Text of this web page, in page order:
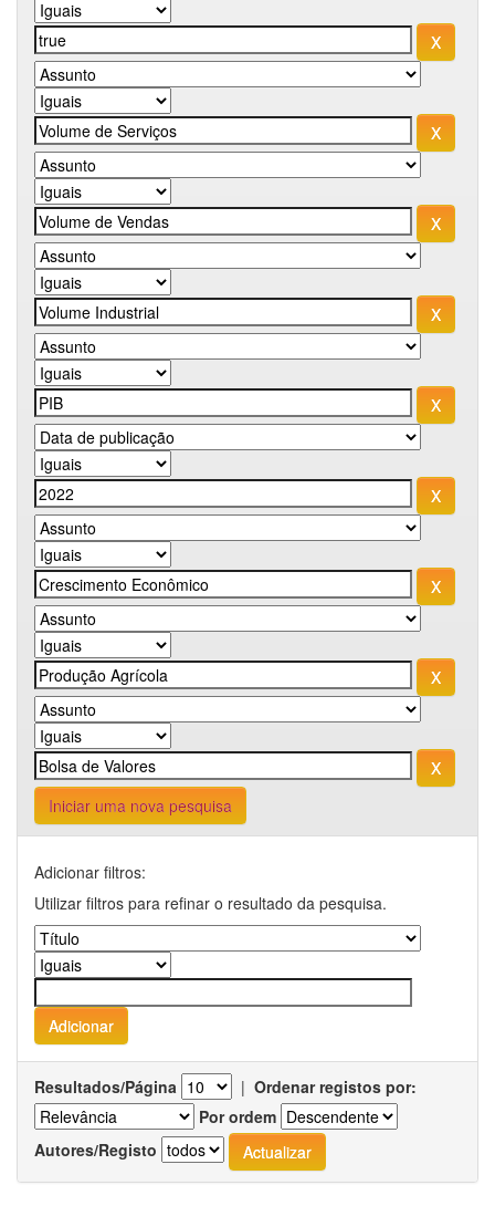
Iniciar uma nova pesquisa
Adicionar filtros:
Utilizar filtros para refinar o resultado da pesquisa.
Resultados/Página | Ordenar registos por:
Por ordem
Autores/Registo